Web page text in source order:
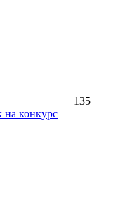
135
на конкурс